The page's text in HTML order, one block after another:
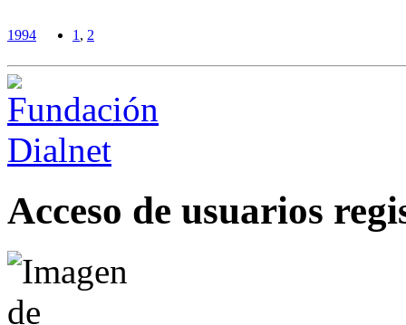
1994 1 , 2
Acceso de usuarios